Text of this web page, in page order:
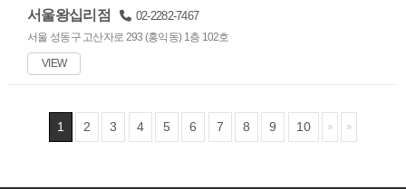
서울왕십리점 02-2282-7467
서울 성동구 고산자로 293 (홍익동) 1층 102호
VIEW
1 2 3 4 5 6 7 8 9 10